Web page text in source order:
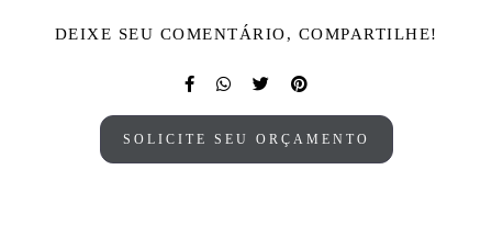
DEIXE SEU COMENTÁRIO, COMPARTILHE!
SOLICITE SEU ORÇAMENTO